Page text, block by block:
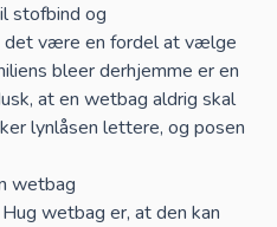
stofbind og
det være en fordel at vælge
bleer derhjemme er en
at en wetbag aldrig skal
lynlåsen lettere, og posen
wetbag
wetbag er, at den kan